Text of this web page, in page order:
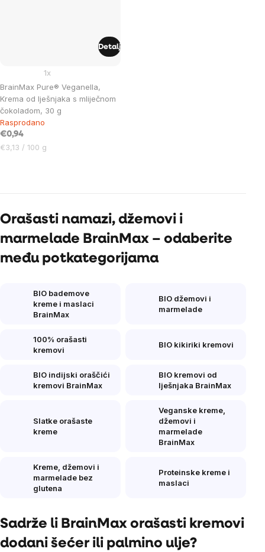
BrainMax Pure® Veganella,
Krema od lješnjaka s mliječnom
čokoladom, 30 g
1x
Rasprodano
€0,94
Cijena
€3,13 / 100 g
Detalj
Orašasti namazi, džemovi i
marmelade BrainMax – odaberite
među potkategorijama
BIO bademove
kreme i maslaci
BrainMax
BIO džemovi i
marmelade
100% orašasti
kremovi
BIO kikiriki kremovi
BIO indijski oraščići
kremovi BrainMax
BIO kremovi od
lješnjaka BrainMax
Slatke orašaste
kreme
Veganske kreme,
džemovi i
marmelade
BrainMax
Kreme, džemovi i
marmelade bez
glutena
Proteinske kreme i
maslaci
Sadrže li BrainMax orašasti kremovi
dodani šećer ili palmino ulje?